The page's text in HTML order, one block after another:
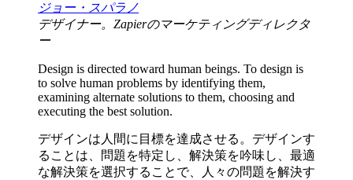
ジョー・スパラノ
デザイナー。Zapierのマーケティングディレクタ
ー
Design is directed toward human beings. To design is
to solve human problems by identifying them,
examining alternate solutions to them, choosing and
executing the best solution.
デザインは人間に目標を達成させる。デザインす
ることは、問題を特定し、解決策を吟味し、最適
な解決策を選択することで、人々の問題を解決す